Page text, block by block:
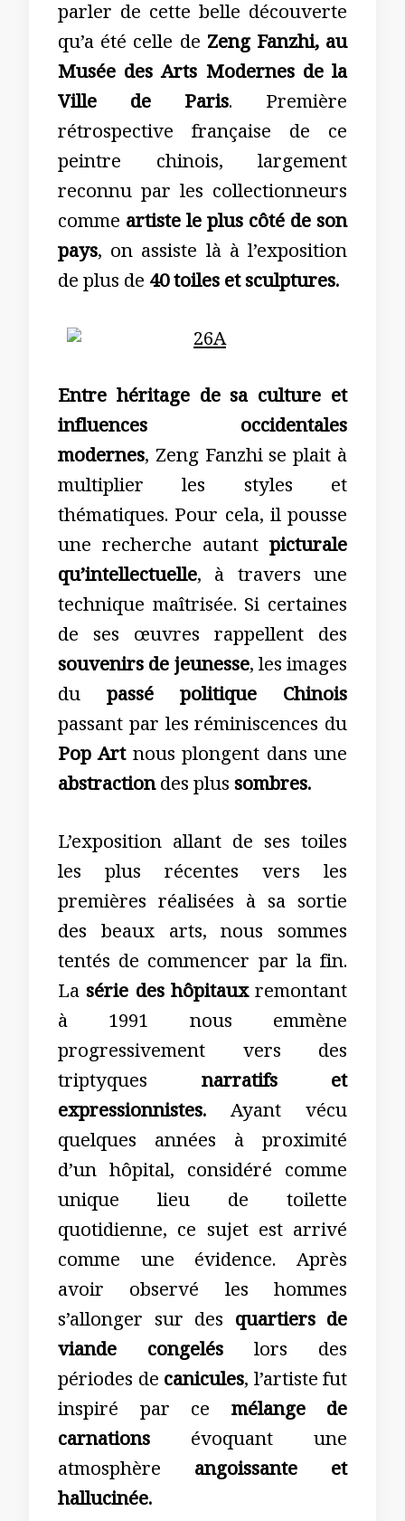
parler de cette belle découverte
qu’a été celle de Zeng Fanzhi, au
Musée des Arts Modernes de la
Ville de Paris. Première
rétrospective française de ce
peintre chinois, largement
reconnu par les collectionneurs
comme artiste le plus côté de son
pays, on assiste là à l’exposition
de plus de 40 toiles et sculptures.
Entre héritage de sa culture et
influences occidentales
modernes, Zeng Fanzhi se plait à
multiplier les styles et
thématiques. Pour cela, il pousse
une recherche autant picturale
qu’intellectuelle, à travers une
technique maîtrisée. Si certaines
de ses œuvres rappellent des
souvenirs de jeunesse, les images
du passé politique Chinois
passant par les réminiscences du
Pop Artnous plongent dans une
abstractiondes plussombres.
L’exposition allant de ses toiles
les plus récentes vers les
premières réalisées à sa sortie
des beaux arts, nous sommes
tentés de commencer par la fin.
Lasérie des hôpitauxremontant
à 1991 nous emmène
progressivement vers des
triptyques narratifs et
expressionnistes. Ayant vécu
quelques années à proximité
d’un hôpital, considéré comme
unique lieu de toilette
quotidienne, ce sujet est arrivé
comme une évidence. Après
avoir observé les hommes
s’allonger sur des quartiers de
viande congelés lors des
périodes de canicules, l’artiste fut
inspiré par ce mélange de
carnations évoquant une
atmosphère angoissante et
hallucinée.